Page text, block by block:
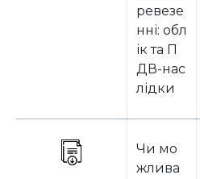
ревезе
нні: обл
ік та П
ДВ-нас
лідки
Чи мо
жлива